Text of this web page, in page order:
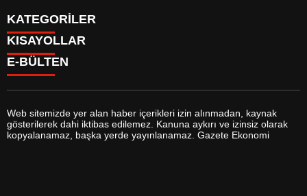
KATEGORİLER
GÜNDEM
DÜNYA
SİYASET
MAGAZİN
SAĞLIK
EĞİTİM
YAŞAM
KISAYOLLAR
BURÇLAR
CANLI TV
FİKSTÜR
FİRMA EKLE
FİRMA REHBERİ
E-BÜLTEN
gazeteekonomi.com e-bültenine abone olarak, tarafınıza haber,
Web sitemizde yer alan haber içerikleri izin alınmadan, kaynak
gösterilerek dahi iktibas edilemez. Kanuna aykırı ve izinsiz olarak
kopyalanamaz, başka yerde yayınlanamaz. Gazete Ekonomi